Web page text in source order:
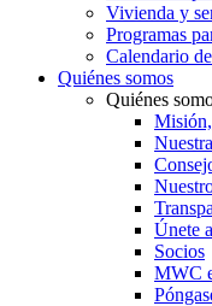
Vivienda y
Programas
Calendario
Quiénes somos
Quiénes
Únete
Socios
MWC